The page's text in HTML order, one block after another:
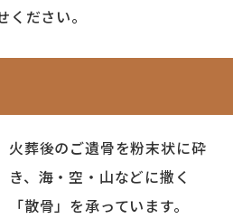
ださい。
火葬後のご遺骨を粉末状に砕
き、海・空・山などに撒く
「散骨」を承っています。